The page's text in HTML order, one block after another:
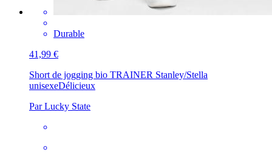
Durable
41,99 €
Short de jogging bio TRAINER Stanley/Stella
unisexeDélicieux
Par Lucky State